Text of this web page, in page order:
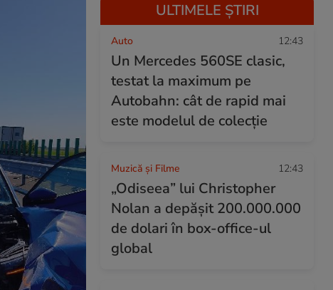
ULTIMELE ȘTIRI
Auto 12:43
Un Mercedes 560SE clasic,
testat la maximum pe
Autobahn: cât de rapid mai
este modelul de colecție
Muzică și Filme 12:43
„Odiseea” lui Christopher
Nolan a depășit 200.000.000
de dolari în box-office-ul
global